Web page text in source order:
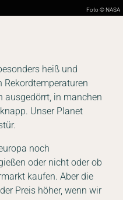
Foto © NASA
heiß und
Rekordtemperaturen
ausgedörrt, in manchen
Unser Planet
noch
oder nicht oder ob
kaufen. Aber die
Preis höher, wenn wir